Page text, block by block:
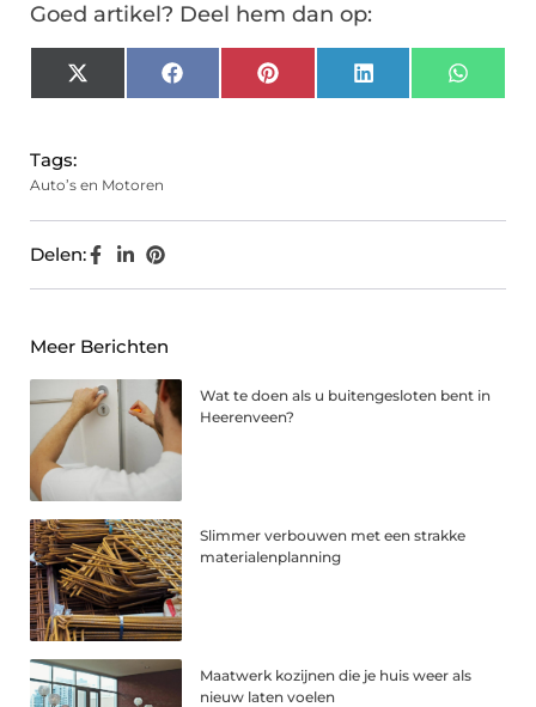
Goed artikel? Deel hem dan op:
X
(Twitter)
FacebookPinterest LinkedIn
Tags:
Auto’s en Motoren
Delen:
Meer Berichten
Wat te doen als u buitengesloten bent in
Heerenveen?
Slimmer verbouwen met een strakke
materialenplanning
Maatwerk kozijnen die je huis weer als
nieuw laten voelen